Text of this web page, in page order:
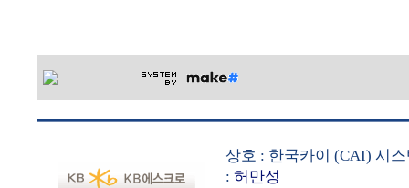
상호 : 한국카이 (CAI) 시
: 허만성